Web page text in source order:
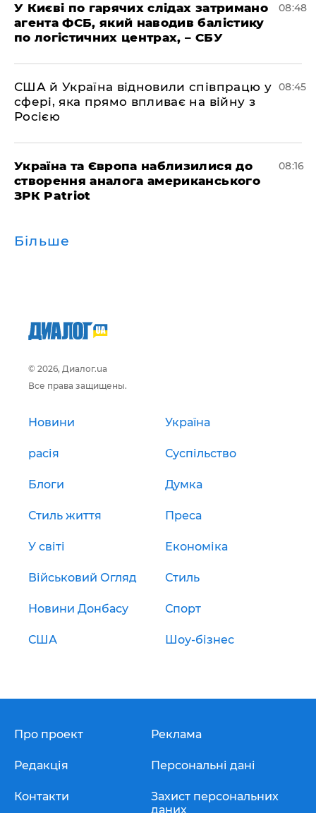
У Києві по гарячих слідах затримано
агента ФСБ, який наводив балістику
по логістичних центрах, – СБУ
08:48
США й Україна відновили співпрацю у
сфері, яка прямо впливає на війну з
Росією
08:45
Україна та Європа наблизилися до
створення аналога американського
ЗРК Patriot
08:16
Більше
© 2026, Диалог.ua
Все права защищены.
Новини Україна
расія Суспільство
Блоги Думка
Стиль життя Преса
У світі Економіка
Військовий Огляд Стиль
Новини Донбасу Спорт
США Шоу-бізнес
Про проект
Редакція
Контакти
Реклама
Персональні дані
Захист персональних
даних